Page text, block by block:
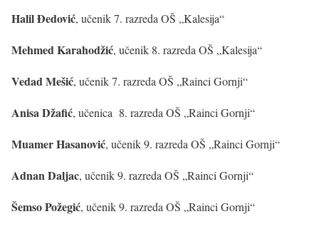
Halil Đedović, učenik 7. razreda OŠ „Kalesija“
Mehmed Karahodžić, učenik 8. razreda OŠ „Kalesija“
Vedad Mešić, učenik 7. razreda OŠ „Rainci Gornji“
Anisa Džafić, učenica 8. razreda OŠ „Rainci Gornji“
Muamer Hasanović, učenik 9. razreda OŠ „Rainci Gornji“
Adnan Daljac, učenik 9. razreda OŠ „Rainci Gornji“
Šemso Požegić, učenik 9. razreda OŠ „Rainci Gornji“